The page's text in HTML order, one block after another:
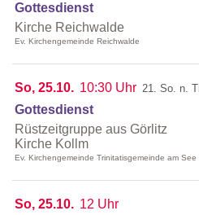
Gottesdienst
Kirche Reichwalde
Ev. Kirchengemeinde Reichwalde
So, 25.10. 10:30 Uhr 21. So. n.
Gottesdienst
Rüstzeitgruppe aus Görlitz
Kirche Kollm
Ev. Kirchengemeinde Trinitatisgemeinde am See
So, 25.10. 12 Uhr